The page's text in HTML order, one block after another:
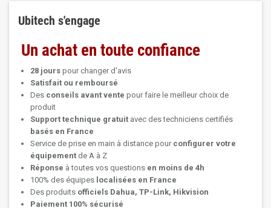
Ubitech s'engage
Un achat en toute confiance
28 jours pour changer d'avis
Satisfait ou remboursé
Des conseils avant vente pour faire le meilleur choix de
produit
Support technique gratuit avec des techniciens certifiés
basés en France
Service de prise en main à distance pour configurer votre
équipement de A à Z
Réponse à toutes vos questions en moins de 4h
100% des équipes localisées en France
Des produits officiels Dahua, TP-Link, Hikvision
Paiement 100% sécurisé